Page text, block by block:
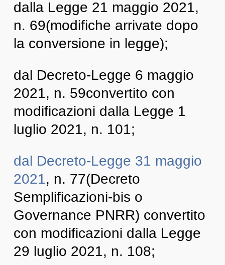
dalla Legge 21 maggio 2021,
n. 69(modifiche arrivate dopo
la conversione in legge);
dal Decreto-Legge 6 maggio
2021, n. 59convertito con
modificazioni dalla Legge 1
luglio 2021, n. 101;
dal Decreto-Legge 31 maggio
2021, n. 77(Decreto
Semplificazioni-bis o
Governance PNRR) convertito
con modificazioni dalla Legge
29 luglio 2021, n. 108;